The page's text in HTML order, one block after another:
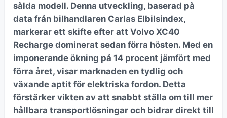
sålda modell. Denna utveckling, baserad på
data från bilhandlaren Carlas Elbilsindex,
markerar ett skifte efter att Volvo XC40
Recharge dominerat sedan förra hösten. Med en
imponerande ökning på 14 procent jämfört med
förra året, visar marknaden en tydlig och
växande aptit för elektriska fordon. Detta
förstärker vikten av att snabbt ställa om till mer
hållbara transportlösningar och bidrar direkt till